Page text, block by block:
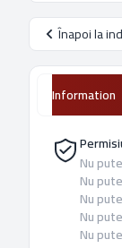
Înapoi la
Information
Nu
Nu
Nu
Nu
Nu